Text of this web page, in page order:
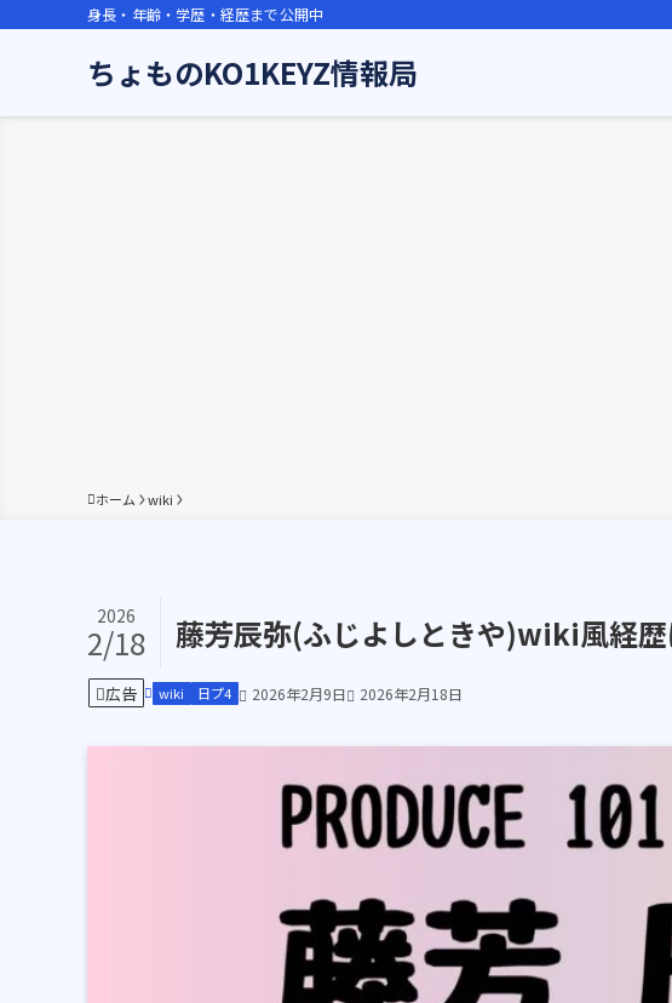
身長・年齢・学歴・経歴まで公開中
ちょものKO1KEYZ情報局
ホーム wiki
藤芳辰弥(ふじよしときや)wiki風経歴
2026
2/18
広告 wiki 日プ4 2026年2月9日 2026年2月18日